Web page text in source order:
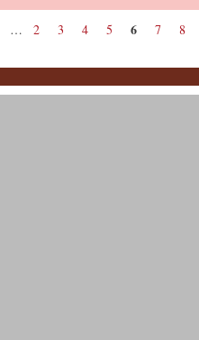
… 2 3 4 5 6 7 8